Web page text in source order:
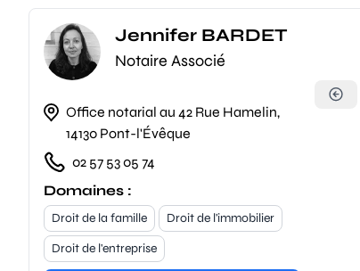
Jennifer BARDET
Notaire Associé
Office notarial au 42 Rue Hamelin,
14130 Pont-l'Évêque
02 57 53 05 74
Domaines :
Droit de la famille
Droit de l'immobilier
Droit de l'entreprise